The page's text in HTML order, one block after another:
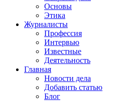
Основы
Этика
Журналисты
Профессия
Интервью
Известные
Деятельность
Главная
Новости дела
Добавить статью
Блог